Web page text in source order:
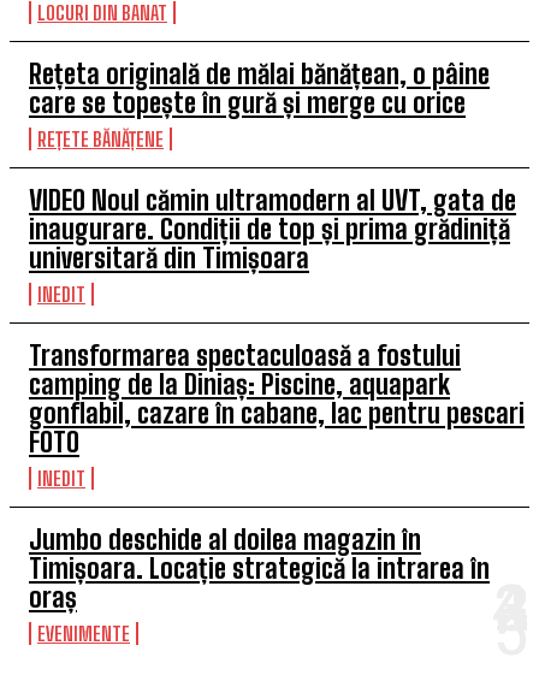
LOCURI DIN BANAT
Rețeta originală de mălai bănățean, o pâine
care se topește în gură și merge cu orice
REȚETE BĂNĂȚENE
VIDEO Noul cămin ultramodern al UVT, gata de
inaugurare. Condiții de top și prima grădiniță
universitară din Timișoara
INEDIT
Transformarea spectaculoasă a fostului
camping de la Diniaș: Piscine, aquapark
gonflabil, cazare în cabane, lac pentru pescari
FOTO
INEDIT
Jumbo deschide al doilea magazin în
Timișoara. Locație strategică la intrarea în
oraș
EVENIMENTE